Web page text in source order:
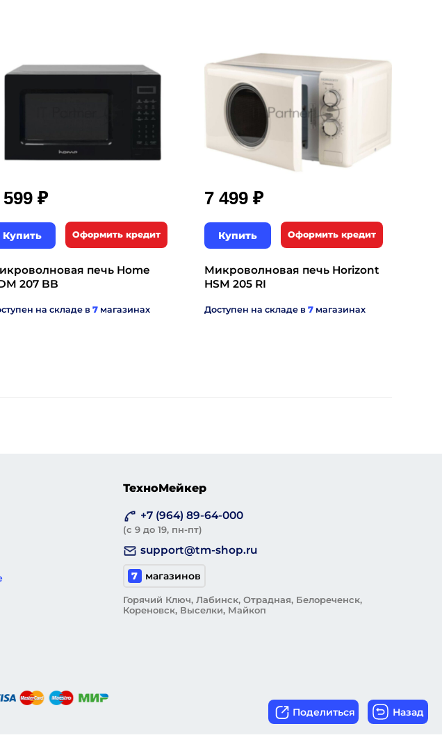
Поделиться
599 ₽
Купить Оформить кредит
печь Home
207 BB
на складе в 7 магазинах
7 499 ₽
Купить Оформить кредит
Микроволновая печь Horizont
HSM 205 RI
Доступен на складе в 7 магазинах
ТехноМейкер
+7 (964) 89-64-000
(с 9 до 19, пн-пт)
support@tm-shop.ru
7 магазинов
Горячий Ключ, Лабинск, Отрадная, Белореченск,
Кореновск, Выселки, Майкоп
Назад